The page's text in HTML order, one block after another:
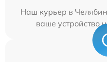
Наш курьер в
ваше устройство